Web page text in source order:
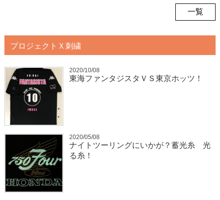
一覧
プロジェクトＸ刺繍
2020/10/08
東海ファンタジスタＶＳ東京ホッツ！
2020/05/08
ナイトツーリングにいかが？蓄光糸 光
る糸！